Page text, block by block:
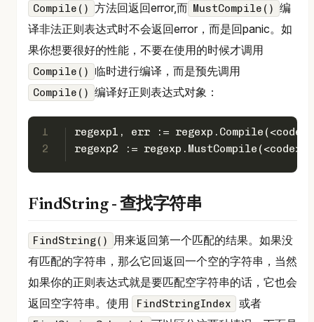
Compile() 方法回返回error,而 MustCompile() 编
译非法正则表达式时不会返回error，而是回panic。如
果你想要很好的性能，不要在使用的时候才调用
Compile() 临时进行编译，而是预先调用
Compile() 编译好正则表达式对象：
1
2
regexp1, err :=
regexp2 :=
FindString - 查找字符串
FindString()
用来返回第一个匹配的结果。如果没
有匹配的字符串，那么它回返回一个空的字符串，当然
如果你的正则表达式就是要匹配空字符串的话，它也会
返回空字符串。使用
FindStringIndex 或者